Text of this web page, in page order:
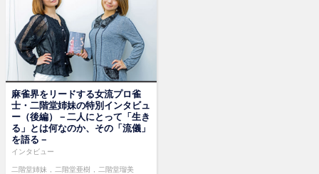
麻雀界をリードする女流プロ雀
士・二階堂姉妹の特別インタビュ
ー（後編）－二人にとって「生き
る」とは何なのか、その「流儀」
を語る－
インタビュー
二階堂姉妹 二階堂亜樹 二階堂瑠美